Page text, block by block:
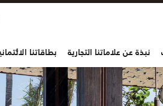
نبذة عن علاماتنا التجارية بطاقاتنا